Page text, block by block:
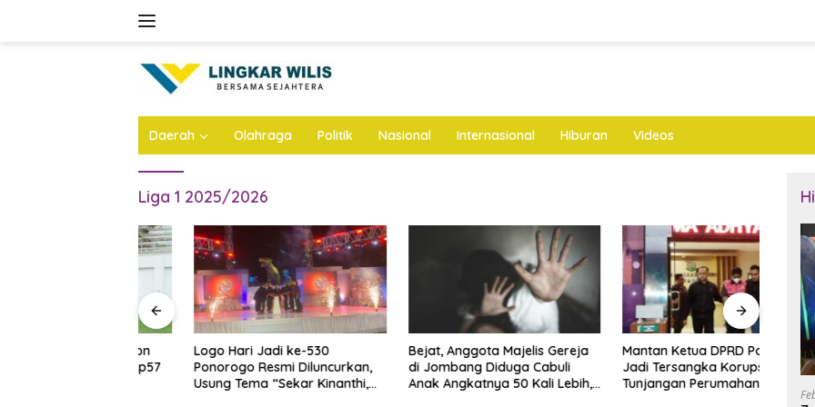
Daerah Olahraga Politik Nasional Internasional Hiburan Videos
Liga 1 2025/2026
Logo Hari Jadi ke-530
Ponorogo Resmi Diluncurkan,
Usung Tema “Sekar Kinanthi,
Bejat, Anggota Majelis Gereja
di Jombang Diduga Cabuli
Anak Angkatnya 50 Kali Lebih,
Mantan Ketua DPRD Ponorogo
Jadi Tersangka Korupsi
Tunjangan Perumahan Dewan